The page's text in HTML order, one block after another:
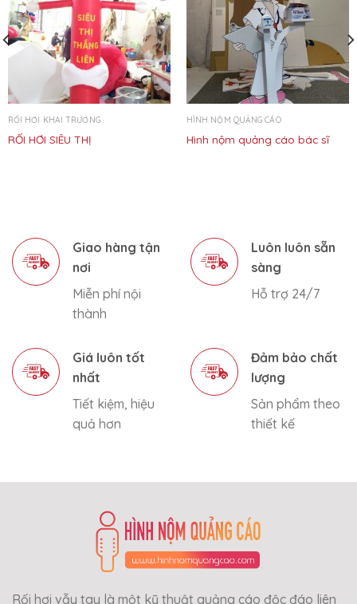
RỐI HƠI KHAI TRƯƠNG
RỐI HƠI SIÊU THỊ
HÌNH NỘM QUẢNG CÁO
Hình nộm quảng cáo bác sĩ
Giao hàng tận
nơi
Miễn phí nội
thành
Luôn luôn sẵn
sàng
Hỗ trợ 24/7
Giá luôn tốt
nhất
Tiết kiệm, hiệu
quả hơn
Đảm bảo chất
lượng
Sản phẩm theo
thiết kế
Rối hơi vẫy tay là một kỹ thuật quảng cáo độc đáo liên